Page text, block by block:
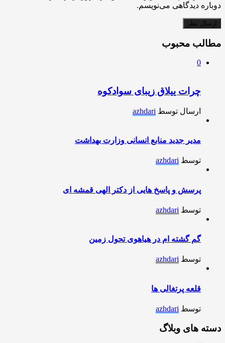
دوباره دیدگاهی می‌نویسم.
مطالب محبوب
0
چرات ییلاق زیبای سوادکوه
ارسال توسط azhdari
مدیر جدید منابع انسانی وزارت بهداشت
توسط azhdari
پرسش و پاسخ هایی از دکتر الهی قمشه ای
توسط azhdari
گم گشته ام در هیاهوی تحول زمین
توسط azhdari
قلعه پرتغالی ها
توسط azhdari
دسته های وبلاگ